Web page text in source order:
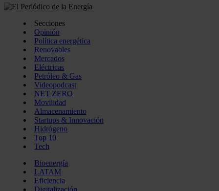
Secciones
Opinión
Política energética
Renovables
Mercados
Eléctricas
Petróleo & Gas
Videopodcast
NET ZERO
Movilidad
Almacenamiento
Startups & Innovación
Hidrógeno
Top 10
Tech
Bioenergía
LATAM
Eficiencia
Digitalización